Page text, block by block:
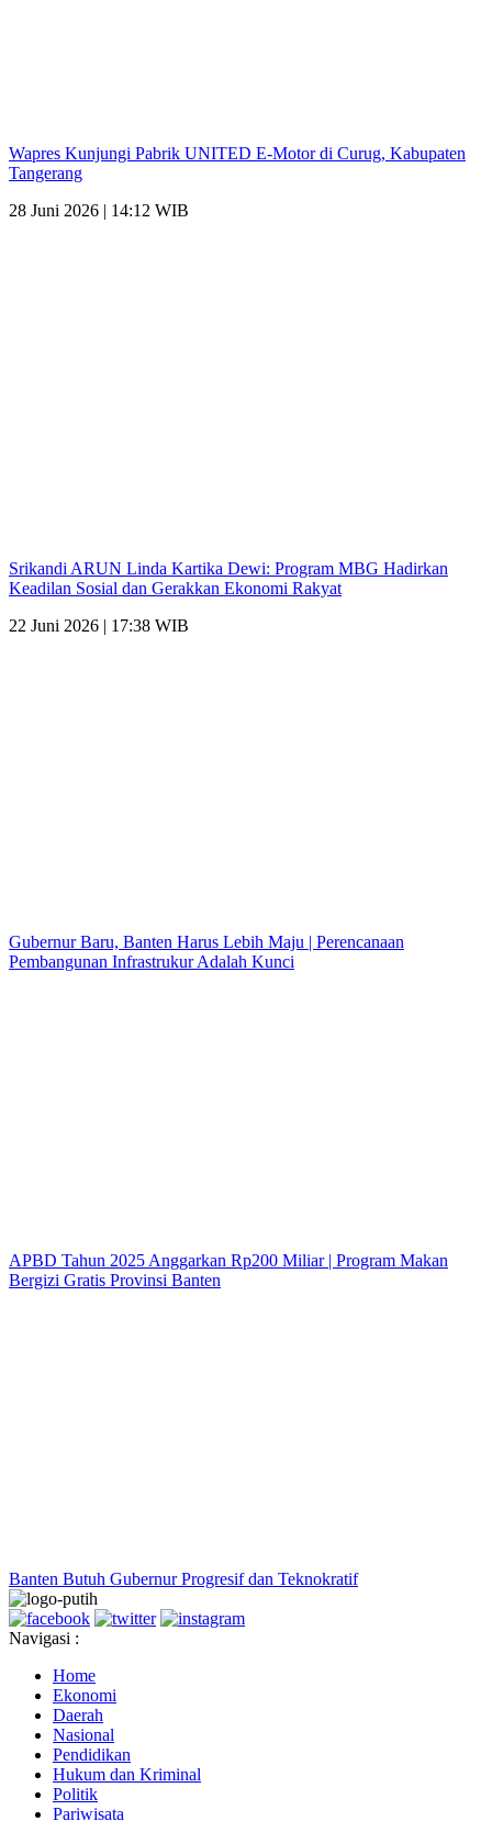
Wapres Kunjungi Pabrik UNITED E-Motor di Curug, Kabupaten
Tangerang
28 Juni 2026 | 14:12 WIB
Srikandi ARUN Linda Kartika Dewi: Program MBG Hadirkan
Keadilan Sosial dan Gerakkan Ekonomi Rakyat
22 Juni 2026 | 17:38 WIB
Gubernur Baru, Banten Harus Lebih Maju | Perencanaan
Pembangunan Infrastrukur Adalah Kunci
APBD Tahun 2025 Anggarkan Rp200 Miliar | Program Makan
Bergizi Gratis Provinsi Banten
Banten Butuh Gubernur Progresif dan Teknokratif
Navigasi :
Home
Ekonomi
Daerah
Nasional
Pendidikan
Hukum dan Kriminal
Politik
Pariwisata